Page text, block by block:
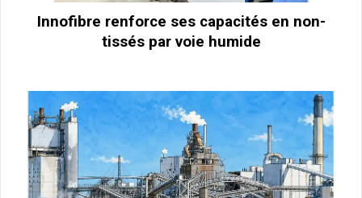
Innofibre renforce ses capacités en non-
tissés par voie humide